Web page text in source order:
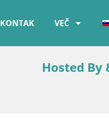
KONTAK VEČ
Hosted By